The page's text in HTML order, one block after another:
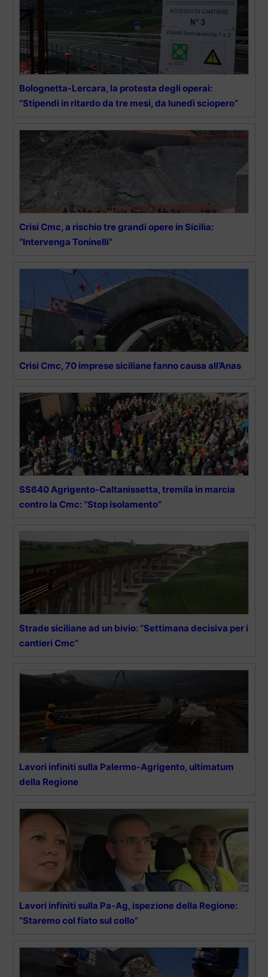
Bolognetta-Lercara, la protesta degli operai:
“Stipendi in ritardo da tre mesi, da lunedì sciopero”
Crisi Cmc, a rischio tre grandi opere in Sicilia:
“Intervenga Toninelli”
Crisi Cmc, 70 imprese siciliane fanno causa all’Anas
SS640 Agrigento-Caltanissetta, tremila in marcia
contro la Cmc: “Stop isolamento”
Strade siciliane ad un bivio: “Settimana decisiva per i
cantieri Cmc”
Lavori infiniti sulla Palermo-Agrigento, ultimatum
della Regione
Lavori infiniti sulla Pa-Ag, ispezione della Regione:
“Staremo col fiato sul collo”